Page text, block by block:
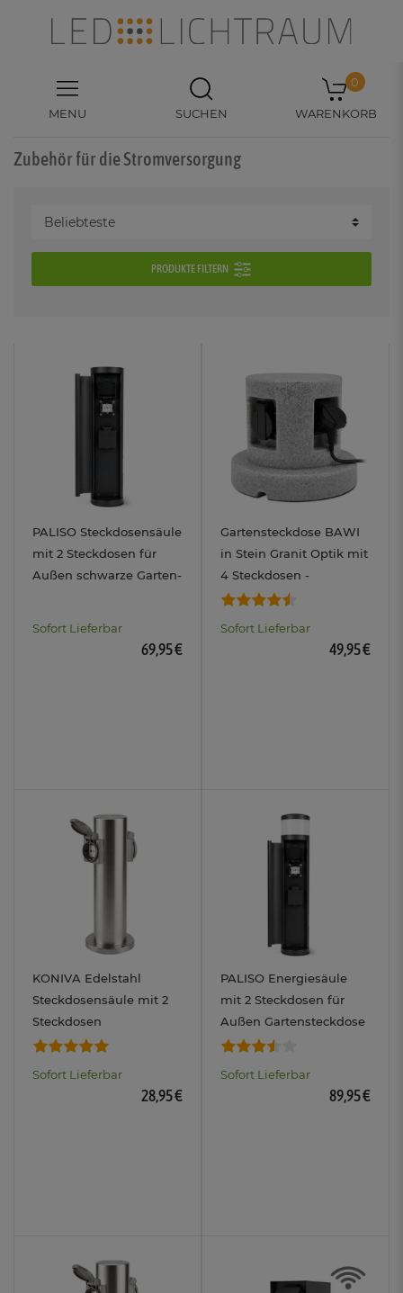
MENU SUCHEN
0
WARENKORB
Zubehör für die Stromversorgung
PRODUKTE FILTERN
PALISO Steckdosensäule
mit 2 Steckdosen für
Außen schwarze Garten-
Sofort Lieferbar
69,95 €
Gartensteckdose BAWI
in Stein Granit Optik mit
4 Steckdosen -
Außensteckdose rund
Sofort Lieferbar
49,95 €
KONIVA Edelstahl
Steckdosensäule mit 2
Steckdosen
Außensteckdose für den
Sofort Lieferbar
28,95 €
PALISO Energiesäule
mit 2 Steckdosen für
Außen Gartensteckdose
IP44 Fassung für Licht
Sofort Lieferbar
89,95 €